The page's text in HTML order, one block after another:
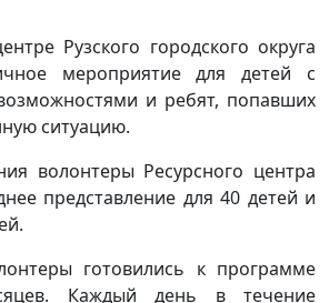
Рузского городского округа
мероприятие для детей с
и ребят, попавших
ситуацию.
волонтеры Ресурсного центра
представление для 40 детей и
готовились к программе
Каждый день в течение